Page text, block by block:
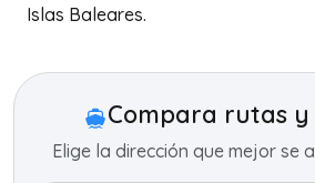
Islas Baleares.
+
Compara rutas
Elige la dirección que mejor se